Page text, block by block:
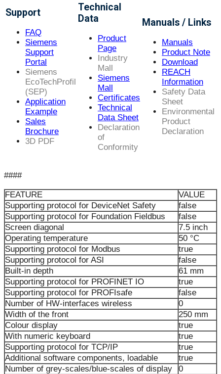
Support
FAQ
Siemens
Support
Portal
Siemens
EcoTechProfil
(SEP)
Application
Example
Sales
Brochure
3D PDF
Technical
Data
Product
Page
Industry
Mall
Siemens
Mall
Certificates
Technical
Data Sheet
Declaration
of
Conformity
Manuals / Links
Manuals
Product Note
Download
REACH
Information
Safety Data
Sheet
Environmental
Product
Declaration
####
FEATURE
VALUE
Supporting protocol for DeviceNet Safety
false
Supporting protocol for Foundation Fieldbus
false
Screen diagonal
7.5 inch
Operating temperature
50 °C
Supporting protocol for Modbus
true
Supporting protocol for ASI
false
Built-in depth
61 mm
Supporting protocol for PROFINET IO
true
Supporting protocol for PROFIsafe
false
Number of HW-interfaces wireless
0
Width of the front
250 mm
Colour display
true
With numeric keyboard
true
Supporting protocol for TCP/IP
true
Additional software components, loadable
true
Number of grey-scales/blue-scales of display
0